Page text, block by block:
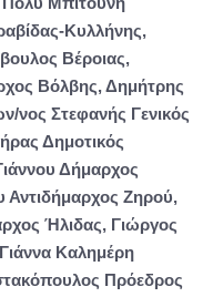
Κυλλήνης,
Βέροιας,
Βόλβης, Δημήτρης
νος Στεφανής Γενικός
Δημοτικός
Δήμαρχος
Αντιδήμαρχος Ζηρού,
Ήλιδας, Γιώργος
Καλημέρη
Πρόεδρος